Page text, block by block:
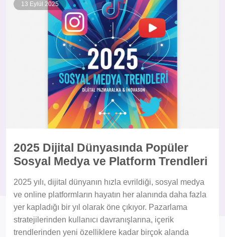
13 Eylül 2025
2025 Dijital Dünyasında Popüler
Sosyal Medya ve Platform Trendleri
2025 yılı, dijital dünyanın hızla evrildiği, sosyal medya
ve online platformların hayatın her alanında daha fazla
yer kapladığı bir yıl olarak öne çıkıyor. Pazarlama
stratejilerinden kullanıcı davranışlarına, içerik
trendlerinden yeni özelliklere kadar birçok alanda